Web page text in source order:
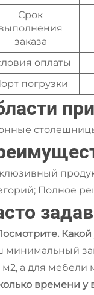
Срок
заказа
оплаты
погрузки
Полное
Какой
минимальный
а для мебели
времени у